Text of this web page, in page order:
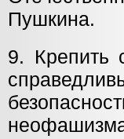
Пушкина.
9. Крепить